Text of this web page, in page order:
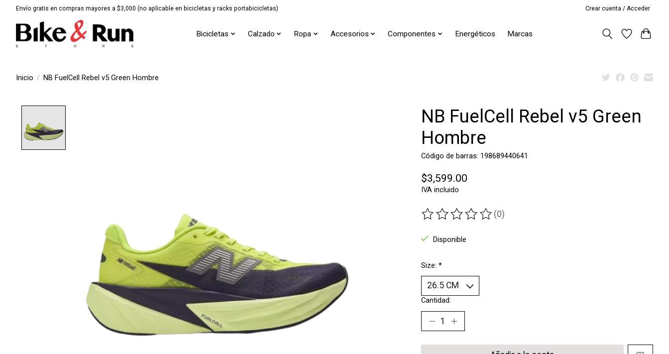
Envío gratis en compras mayores a $3,000 (no aplicable en bicicletas y racks portabicicletas) Crear cuenta / Acceder
Bicicletas Calzado Ropa Accesorios Componentes Energéticos Marcas
Inicio / NB FuelCell Rebel v5 Green Hombre
NB FuelCell Rebel v5 Green
Hombre
Código de barras: 198689440641
$3,599.00
IVA incluido
The rating of this product is
(0)
Disponible
Size: *
Cantidad: